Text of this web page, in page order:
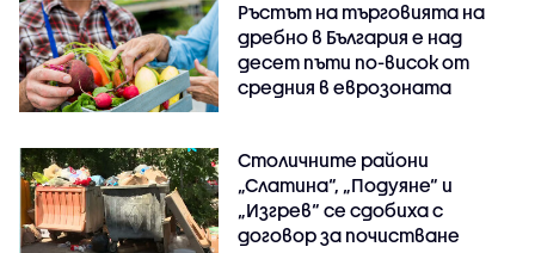
Ръстът на търговията на
дребно в България е над
десет пъти по-висок от
средния в еврозоната
Столичните райони
„Слатина“, „Подуяне“ и
„Изгрев“ се сдобиха с
договор за почистване